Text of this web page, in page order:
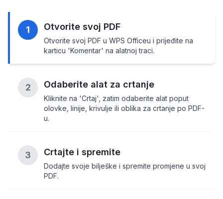
1 Otvorite svoj PDF
Otvorite svoj PDF u WPS Officeu i prijeđite na
karticu 'Komentar' na alatnoj traci.
2 Odaberite alat za crtanje
Kliknite na 'Crtaj', zatim odaberite alat poput
olovke, linije, krivulje ili oblika za crtanje po PDF-
u.
3 Crtajte i spremite
Dodajte svoje bilješke i spremite promjene u svoj
PDF.